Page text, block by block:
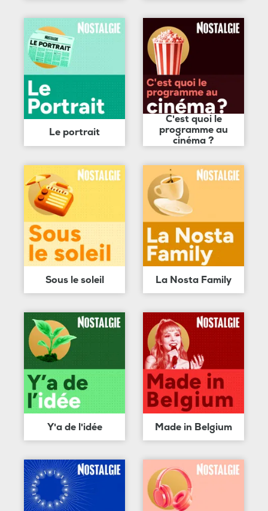
Le portrait
C'est quoi le
programme au
cinéma ?
Sous le soleil La Nosta Family
Y'a de l'idée Made in Belgium